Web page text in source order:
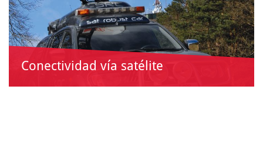
Conectividad vía satélite